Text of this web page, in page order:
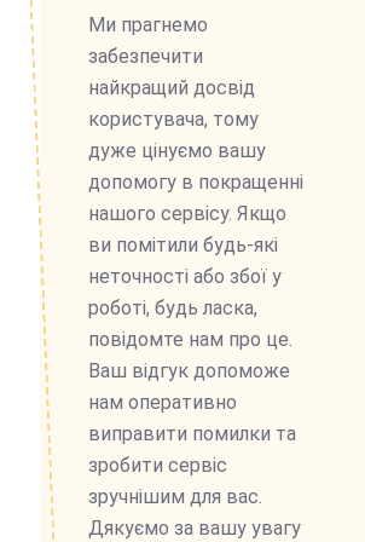
Ми прагнемо
забезпечити
найкращий досвід
користувача, тому
дуже цінуємо вашу
допомогу в покращенні
нашого сервісу. Якщо
ви помітили будь-які
неточності або збої у
роботі, будь ласка,
повідомте нам про це.
Ваш відгук допоможе
нам оперативно
виправити помилки та
зробити сервіс
зручнішим для вас.
Дякуємо за вашу увагу